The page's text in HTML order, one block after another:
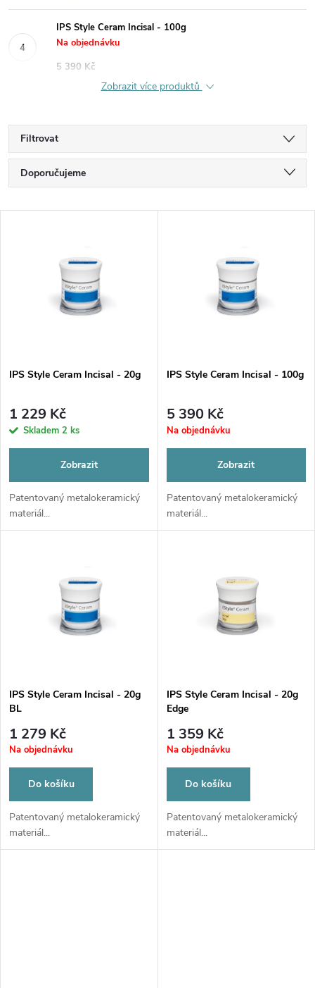
IPS Style Ceram Incisal - 100g
Na objednávku
5 390 Kč
Zobrazit více produktů
Filtrovat
Ř
a
p
r
o
d
u
Doporučujeme
Nejprodávanější
Abecedně
s
p
r
o
d
u
IPS Style Ceram Incisal - 20g
1 229 Kč
Skladem 2 ks
Zobrazit
Patentovaný metalokeramický
materiál...
IPS Style Ceram Incisal - 100g
5 390 Kč
Na objednávku
Zobrazit
Patentovaný metalokeramický
materiál...
IPS Style Ceram Incisal - 20g
BL
1 279 Kč
Na objednávku
Do košíku
Patentovaný metalokeramický
materiál...
IPS Style Ceram Incisal - 20g
Edge
1 359 Kč
Na objednávku
Do košíku
Patentovaný metalokeramický
materiál...